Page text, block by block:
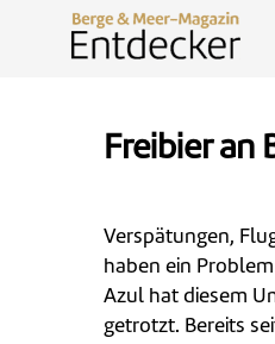
Freibier an
Verspätungen,
haben ein
Azul hat diesem
getrotzt. Bereits